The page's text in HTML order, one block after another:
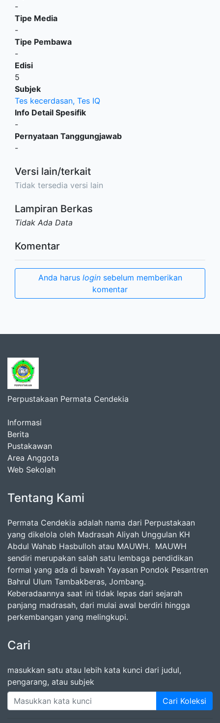
-
Tipe Media
-
Tipe Pembawa
-
Edisi
5
Subjek
Tes kecerdasan, Tes IQ
Info Detail Spesifik
-
Pernyataan Tanggungjawab
-
Versi lain/terkait
Tidak tersedia versi lain
Lampiran Berkas
Tidak Ada Data
Komentar
Anda harus loginsebelum memberikan
komentar
Perpustakaan Permata Cendekia
Informasi
Berita
Pustakawan
Area Anggota
Web Sekolah
Tentang Kami
Permata Cendekia adalah nama dari Perpustakaan
yang dikelola oleh Madrasah Aliyah Unggulan KH
Abdul Wahab Hasbulloh atau MAUWH. MAUWH
sendiri merupakan salah satu lembaga pendidikan
formal yang ada di bawah Yayasan Pondok Pesantren
Bahrul Ulum Tambakberas, Jombang.
Keberadaannya saat ini tidak lepas dari sejarah
panjang madrasah, dari mulai awal berdiri hingga
perkembangan yang melingkupi.
Cari
masukkan satu atau lebih kata kunci dari judul,
pengarang, atau subjek
Cari Koleksi